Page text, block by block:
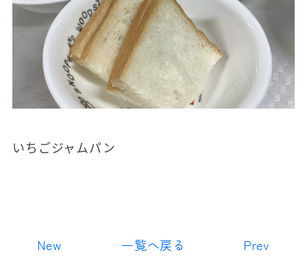
いちごジャムパン
New 一覧へ戻る Prev